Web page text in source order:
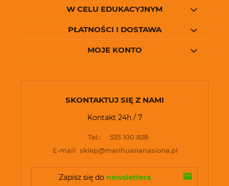
W CELU EDUKACYJNYM
PŁATNOŚCI I DOSTAWA
MOJE KONTO
SKONTAKTUJ SIĘ Z NAMI
Kontakt 24h / 7
Tel.:
535 100 828
E-mail: sklep@marihuananasiona.pl
Zapisz się do newslettera